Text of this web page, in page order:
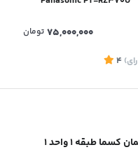
75,000,000 تومان
رای)
4